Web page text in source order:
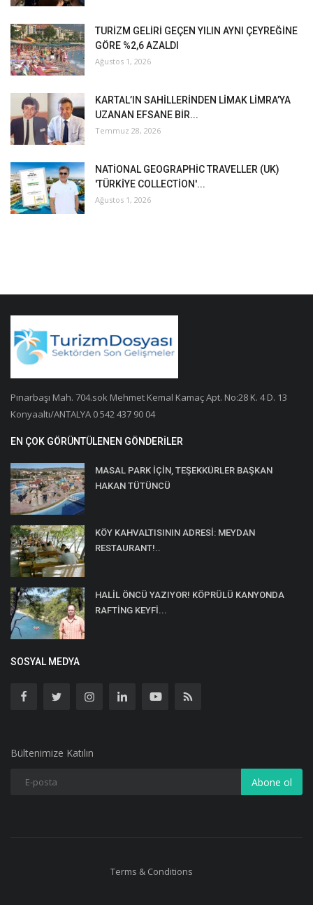
TURİZM GELİRİ GEÇEN YILIN AYNI ÇEYREĞİNE
GÖRE %2,6 AZALDI
Ağustos 1, 2026
KARTAL’IN SAHİLLERİNDEN LİMAK LİMRA’YA
UZANAN EFSANE BİR...
Temmuz 28, 2026
NATİONAL GEOGRAPHİC TRAVELLER (UK)
'TÜRKİYE COLLECTİON'...
Ağustos 1, 2026
Pınarbaşı Mah. 704.sok Mehmet Kemal Kamaç Apt. No:28 K. 4 D. 13
Konyaaltı/ANTALYA 0 542 437 90 04
EN ÇOK GÖRÜNTÜLENEN GÖNDERILER
MASAL PARK İÇİN, TEŞEKKÜRLER BAŞKAN
HAKAN TÜTÜNCÜ
KÖY KAHVALTISININ ADRESİ: MEYDAN
RESTAURANT!..
HALİL ÖNCÜ YAZIYOR! KÖPRÜLÜ KANYONDA
RAFTİNG KEYFİ...
SOSYAL MEDYA
Bültenimize Katılın
Abone ol
Terms & Conditions